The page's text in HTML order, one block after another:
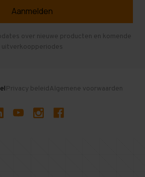
over nieuwe producten en komende
uitverkoopperiodes
Privacy beleidAlgemene voorwaarden